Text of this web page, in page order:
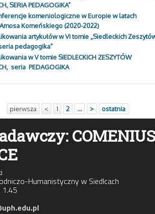
SERIA PEDAGOGIKA”
komeniologiczne w Europie w latach
Komeńskiego (2020-2022)
artykułów w VI tomie „Siedleckich
pedagogika”
w V tomie SIEDLECKICH ZESZYTÓW
seria PEDAGOGIKA
pierwsza < 1 2 ... > ostatnia
COMENIUS
Humanistyczny w Siedlcach
1.45